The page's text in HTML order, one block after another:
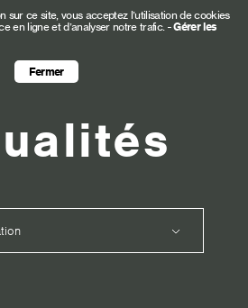
sur ce site, vous acceptez l’utilisation de cookies
en ligne et d’analyser notre trafic.-Gérer les
Fermer